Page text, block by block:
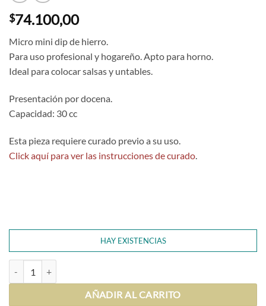
$74.100,00
Micro mini dip de hierro.
Para uso profesional y hogareño. Apto para horno.
Ideal para colocar salsas y untables.
Presentación por docena.
Capacidad: 30 cc
Esta pieza requiere curado previo a su uso.
Click aquí para ver las instrucciones de curado.
HAY EXISTENCIAS
AÑADIR AL CARRITO